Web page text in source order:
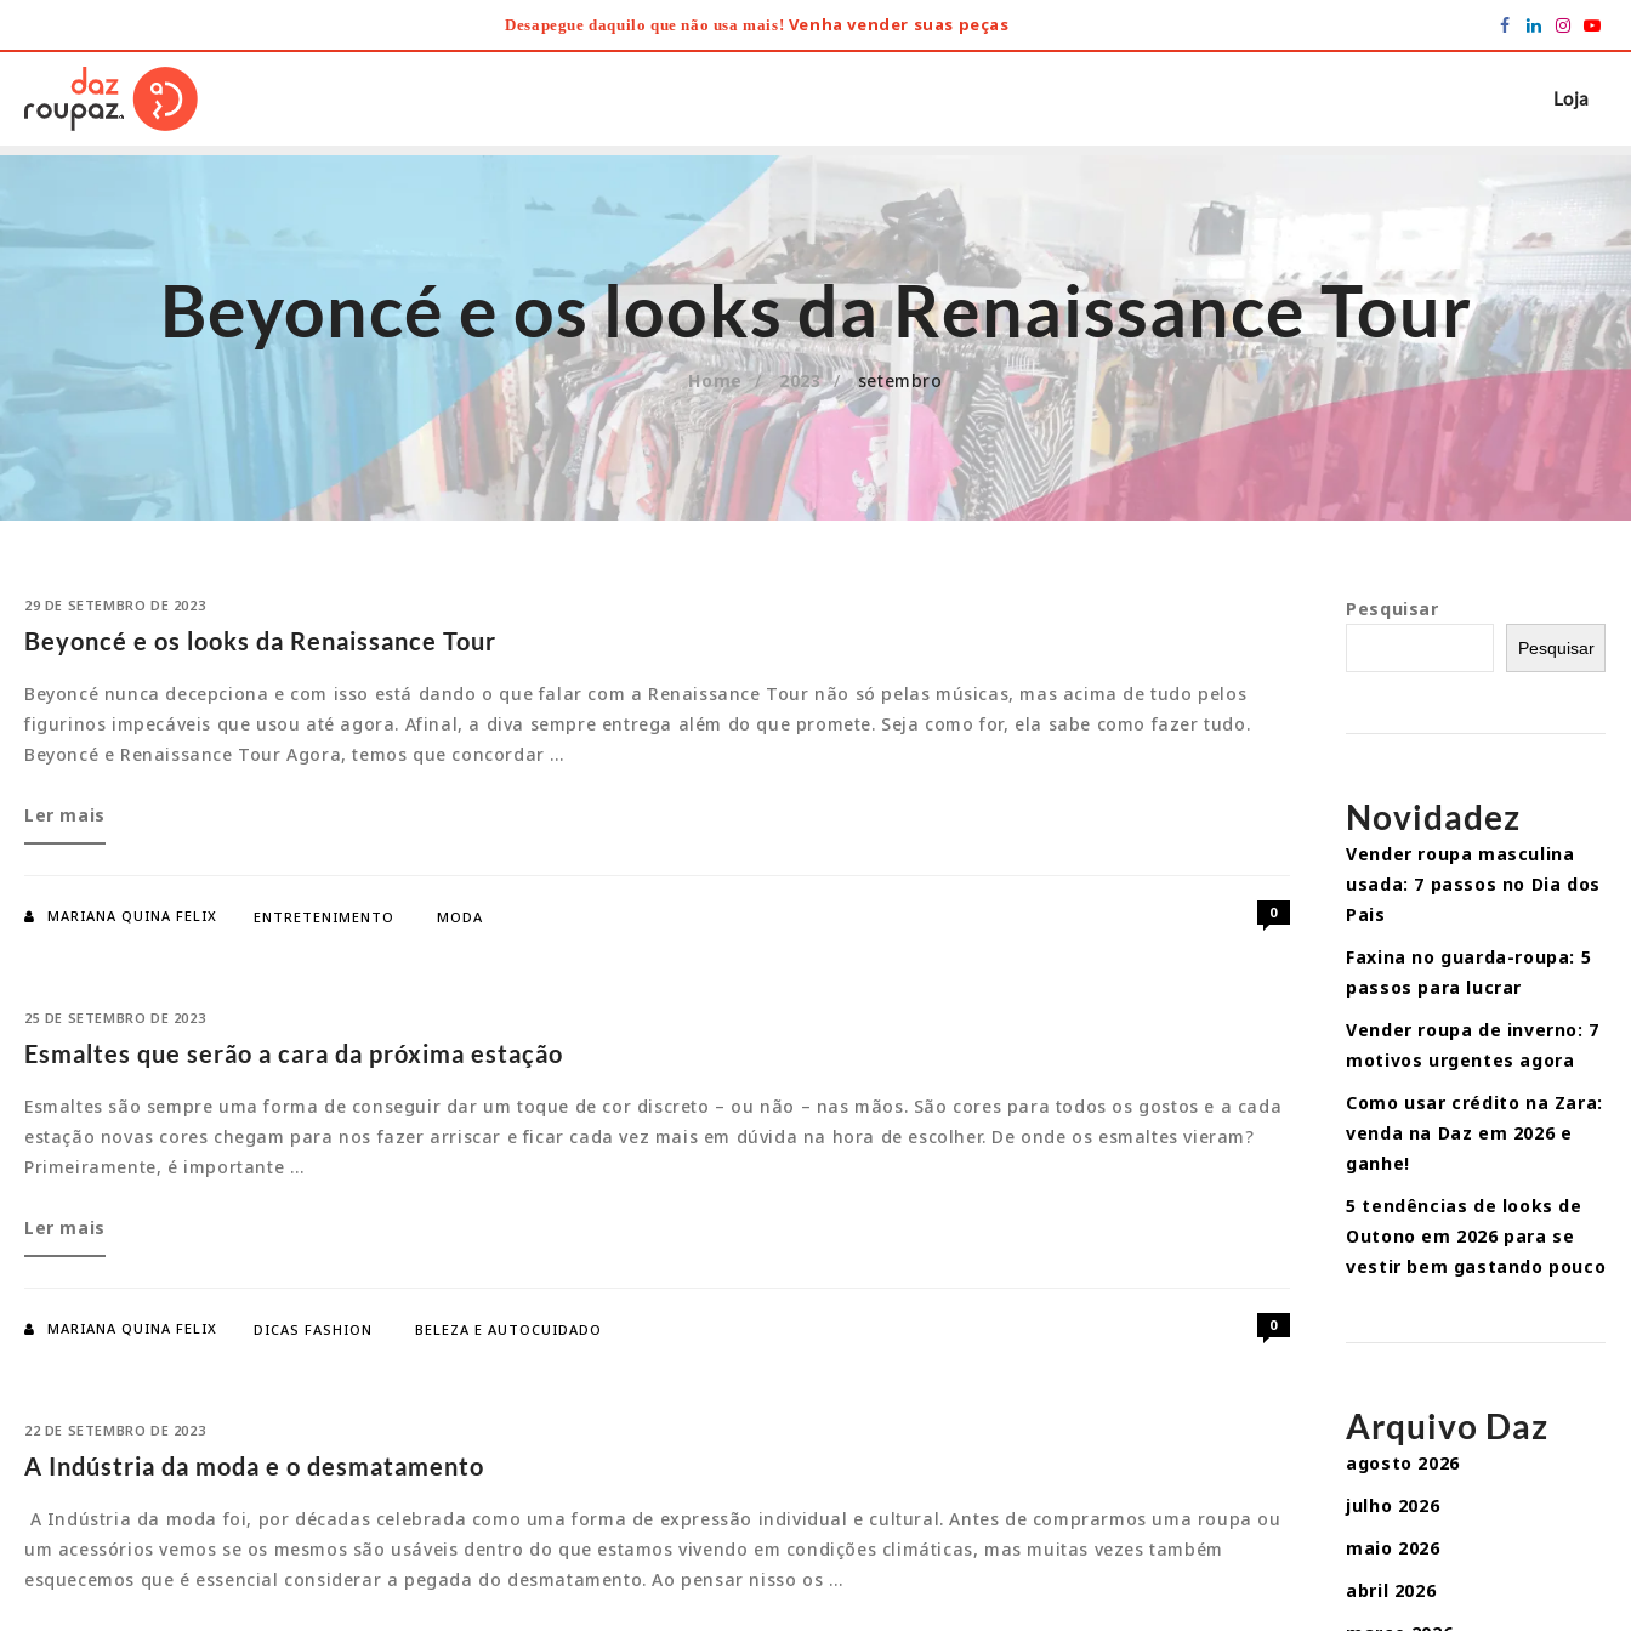
to
content
Desapegue daquilo que não usa mais! Venha vender suas peças
Loja
Beyoncé e os looks da Renaissance Tour
Home 2023 setembro
29 DE SETEMBRO DE 2023
Beyoncé e os looks da Renaissance Tour
Beyoncé nunca decepciona e com isso está dando o que falar com a Renaissance Tour não só pelas músicas, mas acima de tudo pelos
figurinos impecáveis que usou até agora. Afinal, a diva sempre entrega além do que promete. Seja como for, ela sabe como fazer tudo.
Beyoncé e Renaissance Tour Agora, temos que concordar …
Beyoncé
e
looks
Ler mais
MARIANA QUINA FELIX ENTRETENIMENTO MODA 0
25 DE SETEMBRO DE 2023
Esmaltes que serão a cara da próxima estação
Esmaltes são sempre uma forma de conseguir dar um toque de cor discreto – ou não – nas mãos. São cores para todos os gostos e a cada
estação novas cores chegam para nos fazer arriscar e ficar cada vez mais em dúvida na hora de escolher. De onde os esmaltes vieram?
Primeiramente, é importante …
Esmaltes
que
a
estação
Ler mais
MARIANA QUINA FELIX DICAS FASHION BELEZA E AUTOCUIDADO 0
22 DE SETEMBRO DE 2023
A Indústria da moda e o desmatamento
A Indústria da moda foi, por décadas celebrada como uma forma de expressão individual e cultural. Antes de comprarmos uma roupa ou
um acessórios vemos se os mesmos são usáveis dentro do que estamos vivendo em condições climáticas, mas muitas vezes também
esquecemos que é essencial considerar a pegada do desmatamento. Ao pensar nisso os …
Pesquisar
Pesquisar
Novidadez
Vender roupa masculina
usada: 7 passos no Dia dos
Pais
Faxina no guarda-roupa: 5
passos para lucrar
Vender roupa de inverno: 7
motivos urgentes agora
Como usar crédito na Zara:
venda na Daz em 2026 e
ganhe!
5 tendências de looks de
Outono em 2026 para se
vestir bem gastando pouco
Arquivo Daz
agosto 2026
julho 2026
maio 2026
abril 2026